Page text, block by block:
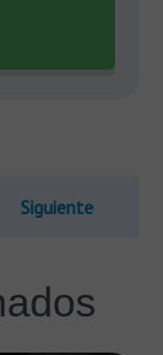
Siguiente